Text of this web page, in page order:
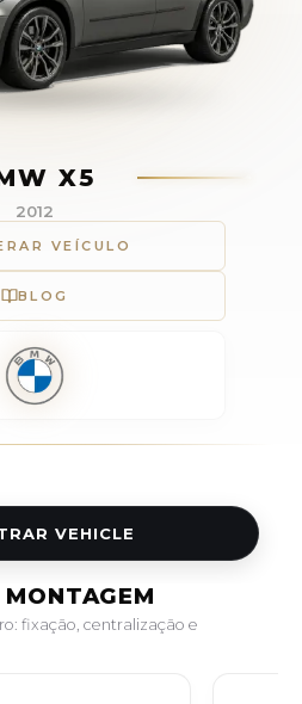
X5
2012
VEÍCULO
BLOG
VEHICLE
fixação, centralização e